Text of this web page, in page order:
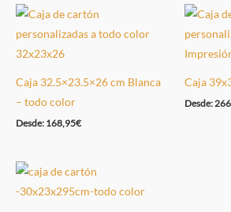
Caja 32.5×23.5×26 cm Blanca
– todo color
Desde: 168,95€
Caja
Desde: